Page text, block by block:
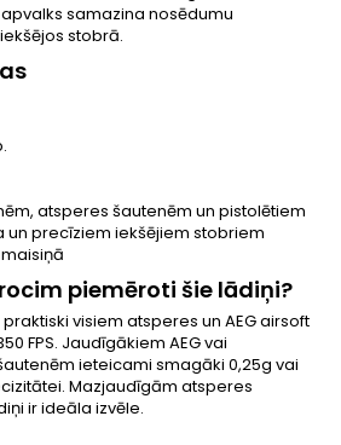
samazina nosēdumu
stobrā.
atsperes šautenēm un pistolētiem
un precīziem iekšējiem stobriem
piemēroti šie lādiņi?
visiem atsperes un AEG airsoft
FPS. Jaudīgākiem AEG vai
ieteicami smagāki 0,25g vai
Mazjaudīgām atsperes
ir ideāla izvēle.